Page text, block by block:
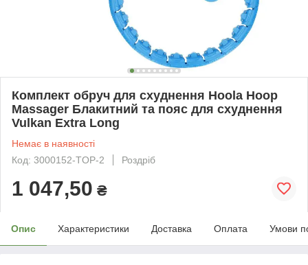
Комплект обруч для схуднення Hoola Hoop
Massager Блакитний та пояс для схуднення
Vulkan Extra Long
Немає в наявності
Код: 3000152-TOP-2
Роздріб
1 047,50 ₴
Опис Характеристики Доставка Оплата Умови